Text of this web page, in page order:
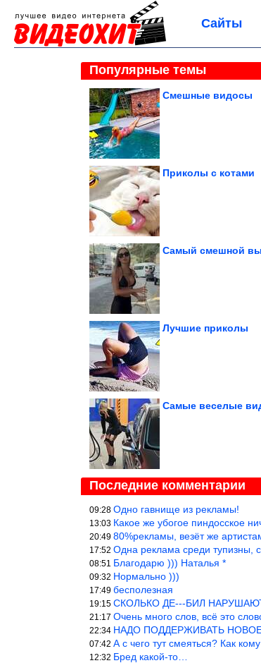
Сайты
Популярные темы
Смешные видосы
Приколы с котами
Самый смешной
Лучшие приколы
Самые веселые
Последние комментарии
09:28 Одно гавнище из рекламы!
13:03 Какое же убогое пиндосское ничего. Наташ, и не стыдно
20:49 80%рекламы, везёт же артистам.Режиссёры, сценаристы вы
17:52 Одна реклама среди тупизны, смотреть
08:51 Благодарю ))) Наталья *
09:32 Нормально )))
17:49 бесполезная
19:15 СКОЛЬКО ДЕ---БИЛ НАРУШАЮТ ТЕХНИКУ
21:17 Очень много слов, всё это словоблудие можно было уложить
22:34 НАДО ПОДДЕРЖИВАТЬ
07:42 А с чего тут смеяться? Как кому то больно? Не
12:32 Бред какой-то…